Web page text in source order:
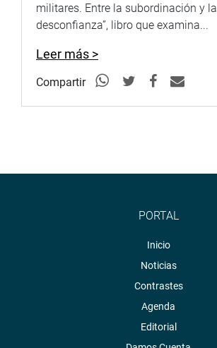
militares. Entre la subordinación y la
desconfianza”, libro que examina...
Leer más >
Compartir
PORTAL
Inicio
Noticias
Contrastes
Agenda
Editorial